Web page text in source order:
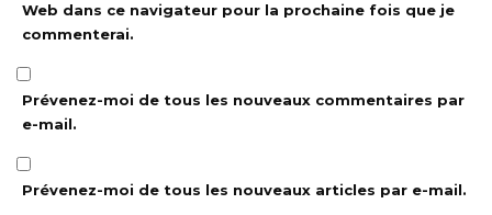
Web dans ce navigateur pour la prochaine fois que je
commenterai.
Prévenez-moi de tous les nouveaux commentaires par
e-mail.
Prévenez-moi de tous les nouveaux articles par e-mail.